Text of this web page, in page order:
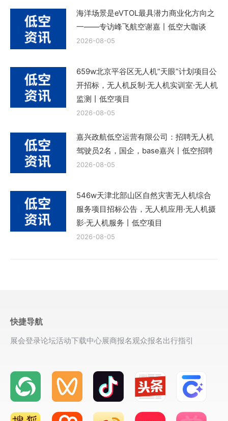
海洋场景是eVTOL最具潜力商业化方向之
一——专访峰飞航空谢嘉丨低空大咖谈
2026-08-05
659w北京平谷区无人机“天眼”计划项目公
开招标，无人机反制·无人机实训室·无人机
监测丨低空项目
2026-08-05
嘉兴政航低空运营有限公司：招聘无人机
驾驶员2名，国企，base嘉兴丨低空招聘
2026-08-05
546w天津北部山区自然灾害无人机综合
服务项目招标公告，无人机应用·无人机摄
影·无人机服务丨低空项目
2026-08-05
快捷导航
展会登录论坛活动下载中心展商报名观众报名出行指引